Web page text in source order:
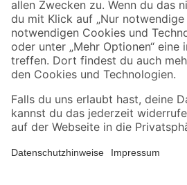
Jetzt die toom-App herunterladen
Alle Preisangaben in EUR inkl. gesetzl. MwSt.. Die
Umständen nicht in allen Märkten verfügbar. Die
Produkte nur solange der Vorrat reicht.
*Paketversand ab 59 € versandkostenfrei, gilt nicht für